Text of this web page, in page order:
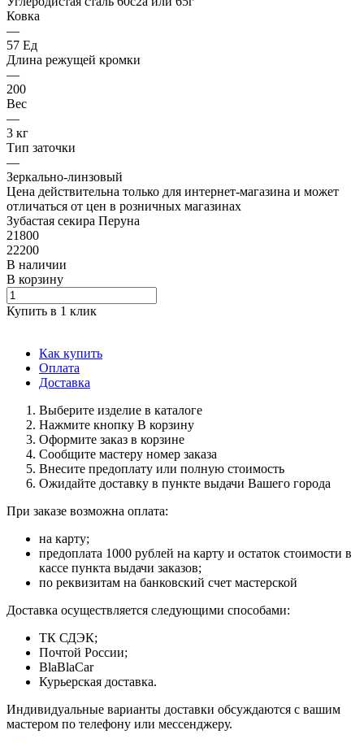
Ковка
—
57 Ед
Длина режущей кромки
—
200
Вес
—
3 кг
Тип заточки
—
Зеркально-линзовый
Цена действительна только для интернет-магазина и может
отличаться от цен в розничных магазинах
Зубастая секира Перуна
21800
22200
В наличии
В корзину
Купить в 1 клик
Как купить
Оплата
Доставка
Выберите изделие в каталоге
Нажмите кнопку В корзину
Оформите заказ в корзине
Сообщите мастеру номер заказа
Внесите предоплату или полную стоимость
Ожидайте доставку в пункте выдачи Вашего города
При заказе возможна оплата:
на карту;
предоплата 1000 рублей на карту и остаток стоимости в
кассе пункта выдачи заказов;
по реквизитам на банковский счет мастерской
Доставка осуществляется следующими способами:
ТК СДЭК;
Почтой России;
BlaBlaCar
Курьерская доставка.
Индивидуальные варианты доставки обсуждаются с вашим
мастером по телефону или мессенджеру.